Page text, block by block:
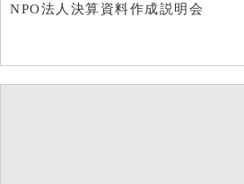
NPO法人決算資料作成説明会